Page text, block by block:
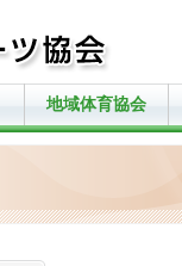
地域体育協会